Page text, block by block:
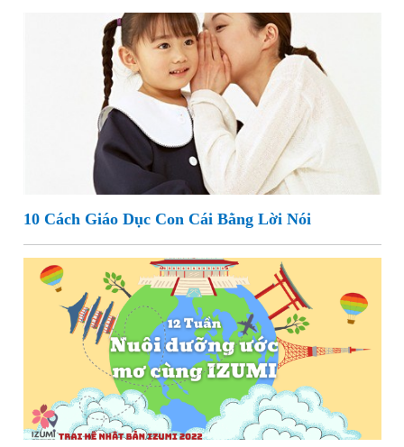
10 Cách Giáo Dục Con Cái Bằng Lời Nói